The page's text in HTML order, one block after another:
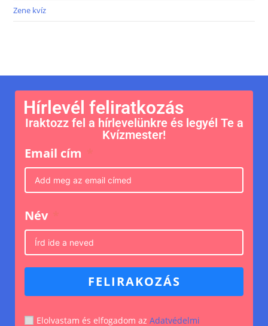
Zene kvíz
Hírlevél feliratkozás
Iraktozz fel a hírlevelünkre és legyél Te a
Kvízmester!
Email cím
Név
FELIRAKOZÁS
Elolvastam és elfogadom az Adatvédelmi